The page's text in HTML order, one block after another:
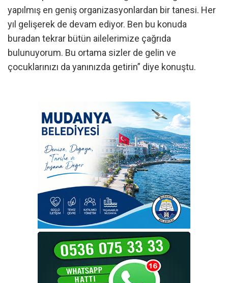
yapılmış en geniş organizasyonlardan bir tanesi. Her
yıl gelişerek de devam ediyor. Ben bu konuda
buradan tekrar bütün ailelerimize çağrıda
bulunuyorum. Bu ortama sizler de gelin ve
çocuklarınızı da yanınızda getirin” diye konuştu.